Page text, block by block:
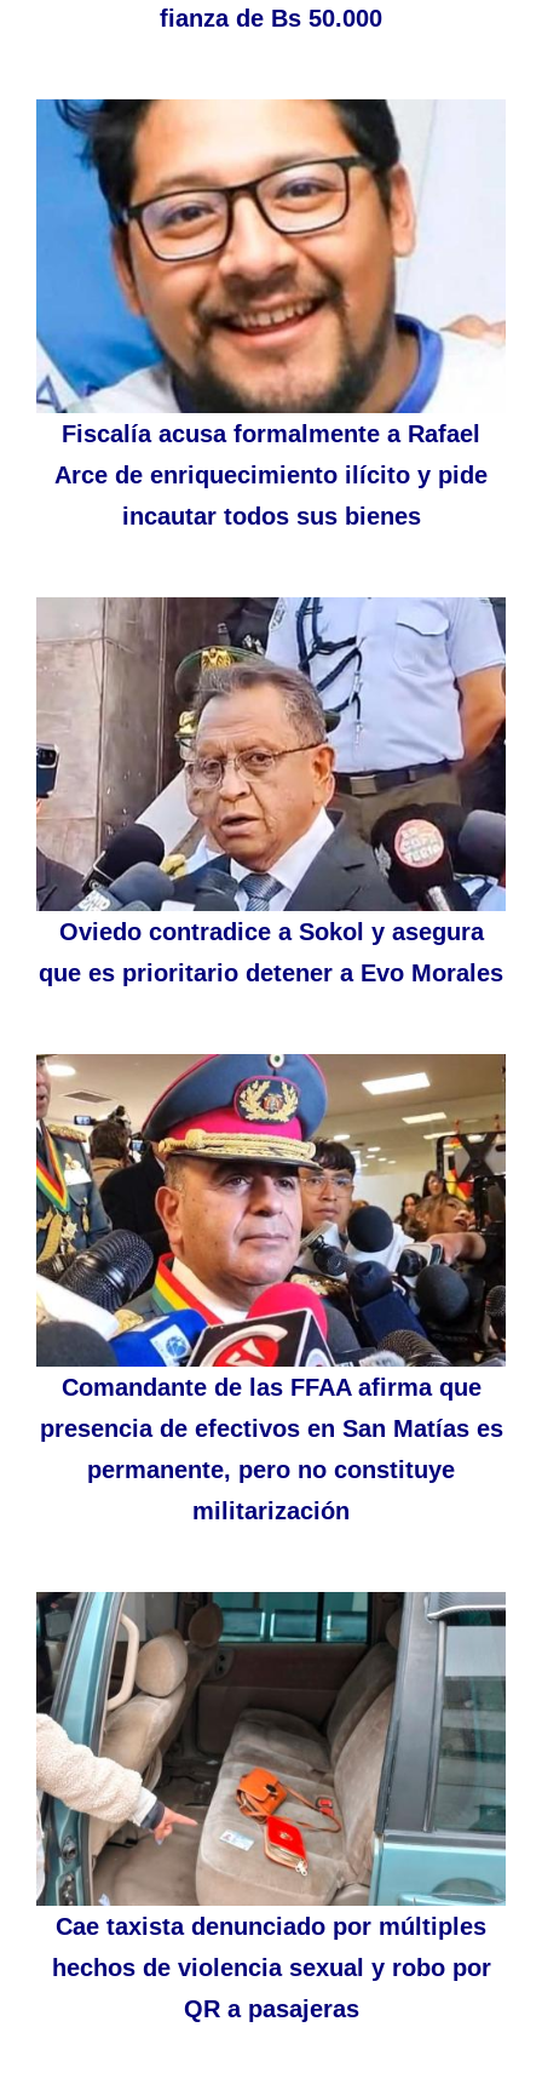
fianza de Bs 50.000
Fiscalía acusa formalmente a Rafael
Arce de enriquecimiento ilícito y pide
incautar todos sus bienes
Oviedo contradice a Sokol y asegura
que es prioritario detener a Evo Morales
Comandante de las FFAA afirma que
presencia de efectivos en San Matías es
permanente, pero no constituye
militarización
Cae taxista denunciado por múltiples
hechos de violencia sexual y robo por
QR a pasajeras